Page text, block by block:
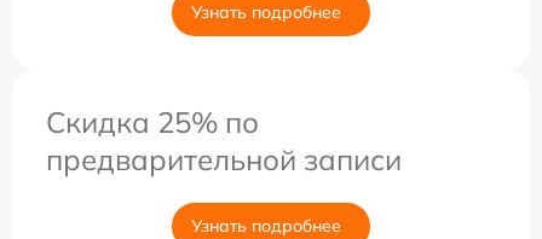
Узнать подробнее
Скидка 25% по
предварительной записи
Узнать подробнее